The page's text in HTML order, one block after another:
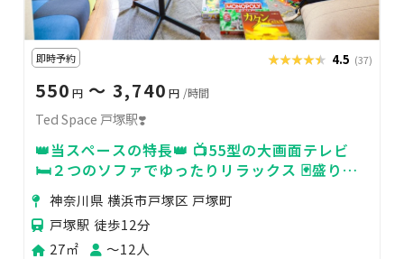
即時予約 ★★★★★
★★★★★ 4.5 (37)
550 円 〜 3,740 円 /時間
Ted Space 戸塚駅❣️
👑当スペースの特長👑 📺55型の大画面テレビ
🛏️２つのソファでゆったりリラックス 🃏盛り上
がり間違いなし！豊富なボードゲーム
神奈川県 横浜市戸塚区 戸塚町
戸塚駅 徒歩12分
27㎡
〜12人